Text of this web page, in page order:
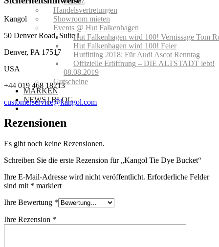
Handelsvertretungen
Showroom mieten
Events @ Hut Falkenhagen
Hut Falkenhagen wird 100! Vernissage Tom
Hut Falkenhagen wird 100! Feier
Hutfitting 2018: Für Audi Ascot Renntag
Offizielle Eröffnung – DIE ALTSTADT lebt!
08.08.2019
Gutscheine
MARKEN
NEWS | BLOG
Kangol
50 Denver Road, Suite 1
Denver, PA 17517
USA
+44 019 468 18213
customerservice@kangol.com
Rezensionen
Es gibt noch keine Rezensionen.
Schreiben Sie die erste Rezension für „Kangol Tie Dye Bucket“
Ihre E-Mail-Adresse wird nicht veröffentlicht. Erforderliche Felder
sind mit * markiert
Ihre Bewertung *
Ihre Rezension *